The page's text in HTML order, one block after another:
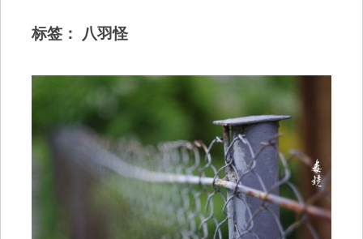
标签： 八羽怪